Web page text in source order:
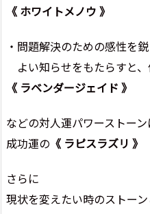
《 ホワイトメノウ 》
・問題解決のための感性を
よい知らせをもたらすと
《 ラベンダージェイド 》
などの対人運パワーストーン
成功運の 《 ラピスラズリ 》
さらに
現状を変えたい時のストー